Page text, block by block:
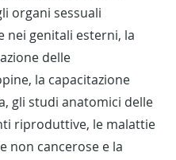
organi sessuali
nei genitali esterni, la
delle
la capacitazione
gli studi anatomici delle
riproduttive, le malattie
non cancerose e la